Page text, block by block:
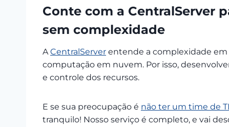
Conte com a CentralServer
sem complexidade
A CentralServer entende a complexidade em
computação em nuvem. Por isso,
e controle dos recursos.
E se sua preocupação é não ter um time de TI
tranquilo! Nosso serviço é completo, e vai